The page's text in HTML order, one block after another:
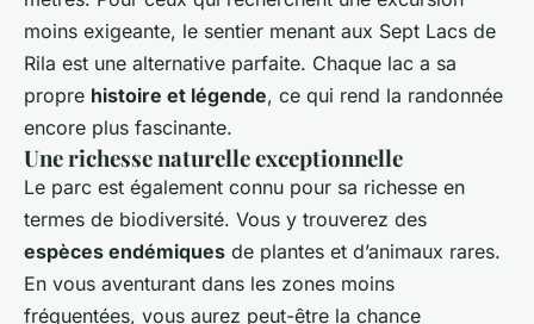
moins exigeante, le sentier menant aux Sept Lacs de
Rila est une alternative parfaite. Chaque lac a sa
propre histoire et légende, ce qui rend la randonnée
encore plus fascinante.
Une richesse naturelle exceptionnelle
Le parc est également connu pour sa richesse en
termes de biodiversité. Vous y trouverez des
espèces endémiques de plantes et d’animaux rares.
En vous aventurant dans les zones moins
fréquentées, vous aurez peut-être la chance